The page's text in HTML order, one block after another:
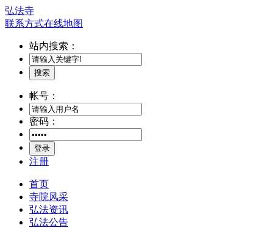
弘法寺
联系方式在线地图
站内搜索：
搜索
帐号：
密码：
登录
注册
首页
寺院风采
弘法资讯
弘法公告